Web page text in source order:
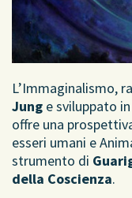
L’Immaginalismo,
Jung e sviluppato
offre una
esseri umani e
strumento di
della Coscienza.